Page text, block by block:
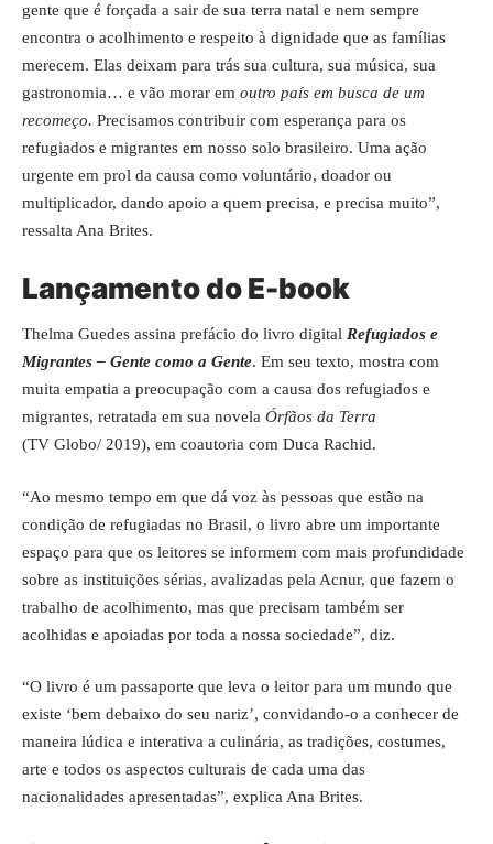
gente que é forçada a sair de sua terra natal e nem sempre
encontra o acolhimento e respeito à dignidade que as famílias
merecem. Elas deixam para trás sua cultura, sua música, sua
gastronomia… e vão morar em outro país em busca de um
recomeço. Precisamos contribuir com esperança para os
refugiados e migrantes em nosso solo brasileiro. Uma ação
urgente em prol da causa como voluntário, doador ou
multiplicador, dando apoio a quem precisa, e precisa muito”,
ressalta Ana Brites.
Lançamento do E-book
Thelma Guedes assina prefácio do livro digital Refugiados e
Migrantes – Gente como a Gente. Em seu texto, mostra com
muita empatia a preocupação com a causa dos refugiados e
migrantes, retratada em sua novela Órfãos da Terra
(TV Globo/ 2019), em coautoria com Duca Rachid.
“Ao mesmo tempo em que dá voz às pessoas que estão na
condição de refugiadas no Brasil, o livro abre um importante
espaço para que os leitores se informem com mais profundidade
sobre as instituições sérias, avalizadas pela Acnur, que fazem o
trabalho de acolhimento, mas que precisam também ser
acolhidas e apoiadas por toda a nossa sociedade”, diz.
“O livro é um passaporte que leva o leitor para um mundo que
existe ‘bem debaixo do seu nariz’, convidando-o a conhecer de
maneira lúdica e interativa a culinária, as tradições, costumes,
arte e todos os aspectos culturais de cada uma das
nacionalidades apresentadas”, explica Ana Brites.